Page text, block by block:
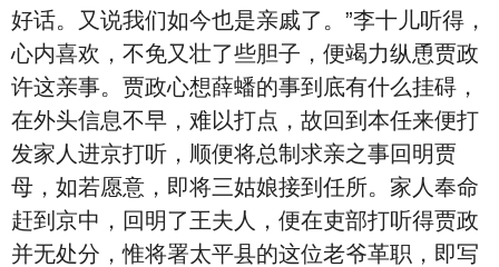
好话。又说我们如今也是亲戚了。”李十儿听得，
心内喜欢，不免又壮了些胆子，便竭力纵恿贾政
许这亲事。贾政心想薛蟠的事到底有什么挂碍，
在外头信息不早，难以打点，故回到本任来便打
发家人进京打听，顺便将总制求亲之事回明贾
母，如若愿意，即将三姑娘接到任所。家人奉命
赶到京中，回明了王夫人，便在吏部打听得贾政
并无处分，惟将署太平县的这位老爷革职，即写